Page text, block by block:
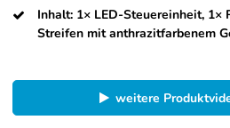
Inhalt: 1× LED-Steuereinheit, 1×
Streifen mit anthrazitfarbenem
weitere